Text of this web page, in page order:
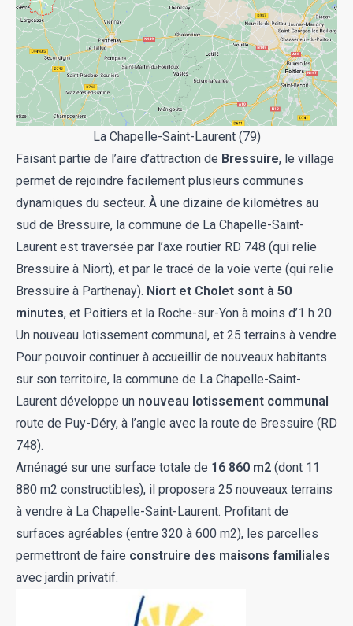
La Chapelle-Saint-Laurent (79)
Faisant partie de l’aire d’attraction de Bressuire, le village
permet de rejoindre facilement plusieurs communes
dynamiques du secteur. À une dizaine de kilomètres au
sud de Bressuire, la commune de La Chapelle-Saint-
Laurent est traversée par l’axe routier RD 748 (qui relie
Bressuire à Niort), et par le tracé de la voie verte (qui relie
Bressuire à Parthenay). Niort et Cholet sont à 50
minutes, et Poitiers et la Roche-sur-Yon à moins d’1 h 20.
Un nouveau lotissement communal, et 25 terrains à vendre
Pour pouvoir continuer à accueillir de nouveaux habitants
sur son territoire, la commune de La Chapelle-Saint-
Laurent développe un nouveau lotissement communal
route de Puy-Déry, à l’angle avec la route de Bressuire (RD
748).
Aménagé sur une surface totale de 16 860 m2 (dont 11
880 m2 constructibles), il proposera 25 nouveaux terrains
à vendre à La Chapelle-Saint-Laurent. Profitant de
surfaces agréables (entre 320 à 600 m2), les parcelles
permettront de faire construire des maisons familiales
avec jardin privatif.